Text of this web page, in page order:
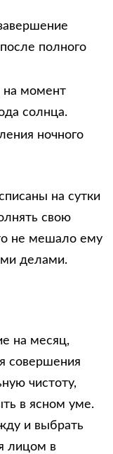
полного
на момент
солнца.
ночного
на сутки
свою
не мешало ему
делами.
на месяц,
совершения
чистоту,
в ясном уме.
и выбрать
лицом в